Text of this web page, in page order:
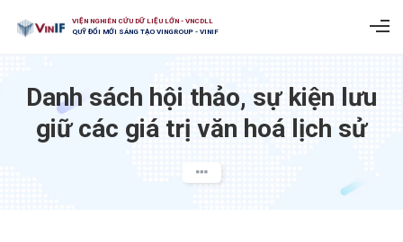
VIỆN NGHIÊN CỨU DỮ LIỆU LỚN - VNCDLL
QUỸ ĐỔI MỚI SÁNG TẠO VINGROUP - VINIF
Danh sách hội thảo, sự kiện lưu
giữ các giá trị văn hoá lịch sử